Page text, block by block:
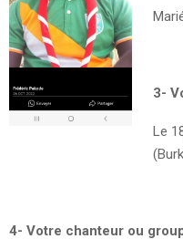
3-
Le
4- Votre chanteur ou